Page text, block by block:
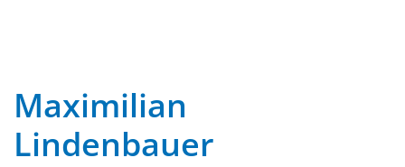
Maximilian
Lindenbauer